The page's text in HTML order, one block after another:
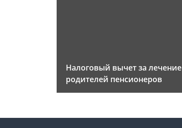
Налоговый вычет за лечение
родителей пенсионеров